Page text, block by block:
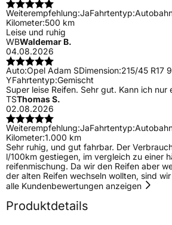
Weiterempfehlung:JaFahrtentyp:
Kilometer:500 km
Leise und ruhig
WBWaldemar B.
04.08.2026
Auto:Opel Adam SDimension:215/45 R17
YFahrtentyp:Gemischt
Super leise Reifen. Sehr gut. Kann ich nur
TSThomas S.
02.08.2026
Weiterempfehlung:JaFahrtentyp:
Kilometer:1.000 km
Sehr ruhig, und gut fahrbar. Der
l/100km gestiegen, im vergleich zu einer
reifenmischung. Da wir den Reifen aber
der alten Reifen wechseln wollten, sind
alle Kundenbewertungen anzeigen
Produktdetails